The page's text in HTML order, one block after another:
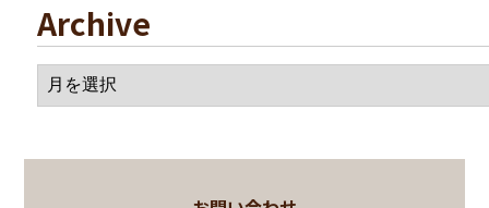
Archive